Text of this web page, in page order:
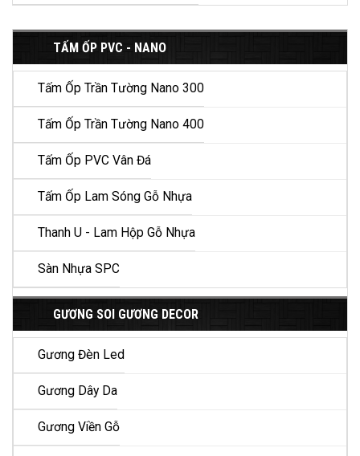
TẤM ỐP PVC - NANO
Tấm Ốp Trần Tường Nano 300
Tấm Ốp Trần Tường Nano 400
Tấm Ốp PVC Vân Đá
Tấm Ốp Lam Sóng Gỗ Nhựa
Thanh U - Lam Hộp Gỗ Nhựa
Sàn Nhựa SPC
GƯƠNG SOI GƯƠNG DECOR
Gương Đèn Led
Gương Dây Da
Gương Viền Gỗ